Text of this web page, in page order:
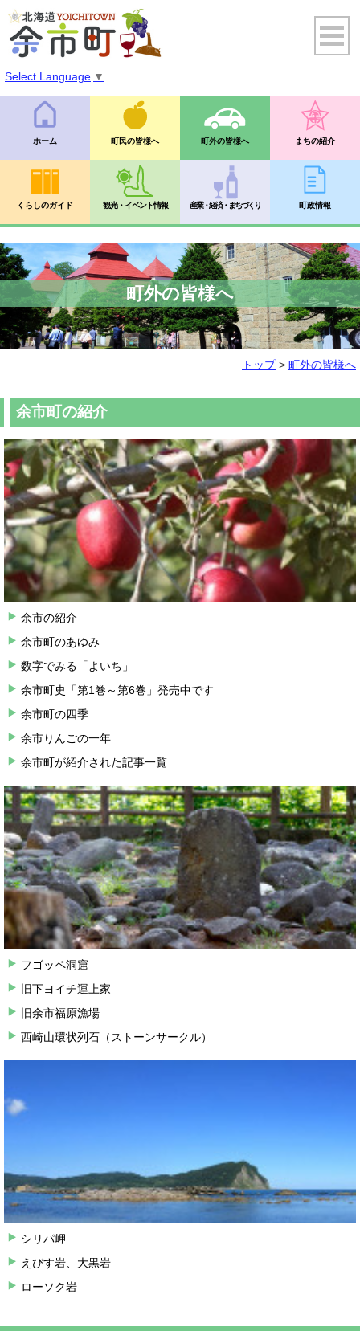
Select Language ▼
ホーム 町民の皆様へ 町外の皆様へ まちの紹介
くらしのガイド 観光・イベント情報 産業・経済・まちづくり 町政情報
町外の皆様へ
トップ> 町外の皆様へ
余市町の紹介
余市の紹介
余市町のあゆみ
数字でみる「よいち」
余市町史「第1巻～第6巻」発売中です
余市町の四季
余市りんごの一年
余市町が紹介された記事一覧
フゴッペ洞窟
旧下ヨイチ運上家
旧余市福原漁場
西崎山環状列石（ストーンサークル）
シリパ岬
えびす岩、大黒岩
ローソク岩